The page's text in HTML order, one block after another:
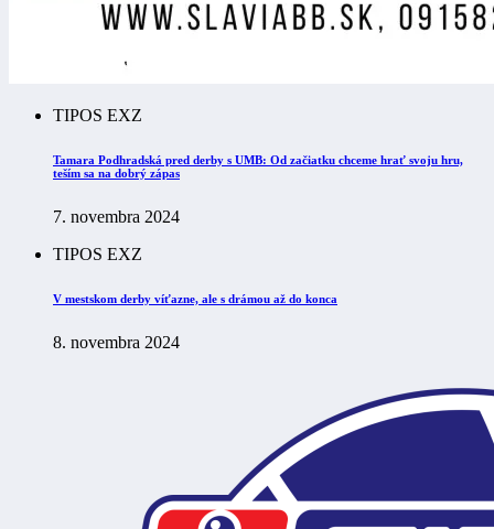
TIPOS EXZ
Tamara Podhradská pred derby s UMB: Od začiatku chceme hrať svoju hru,
teším sa na dobrý zápas
7. novembra 2024
TIPOS EXZ
V mestskom derby víťazne, ale s drámou až do konca
8. novembra 2024